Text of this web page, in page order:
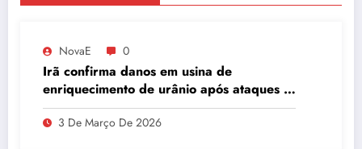
NovaE 0
Irã confirma danos em usina de
enriquecimento de urânio após ataques e
embaixador evita detalhes sobre
quantidade de urânio enriquecido
3 De Março De 2026